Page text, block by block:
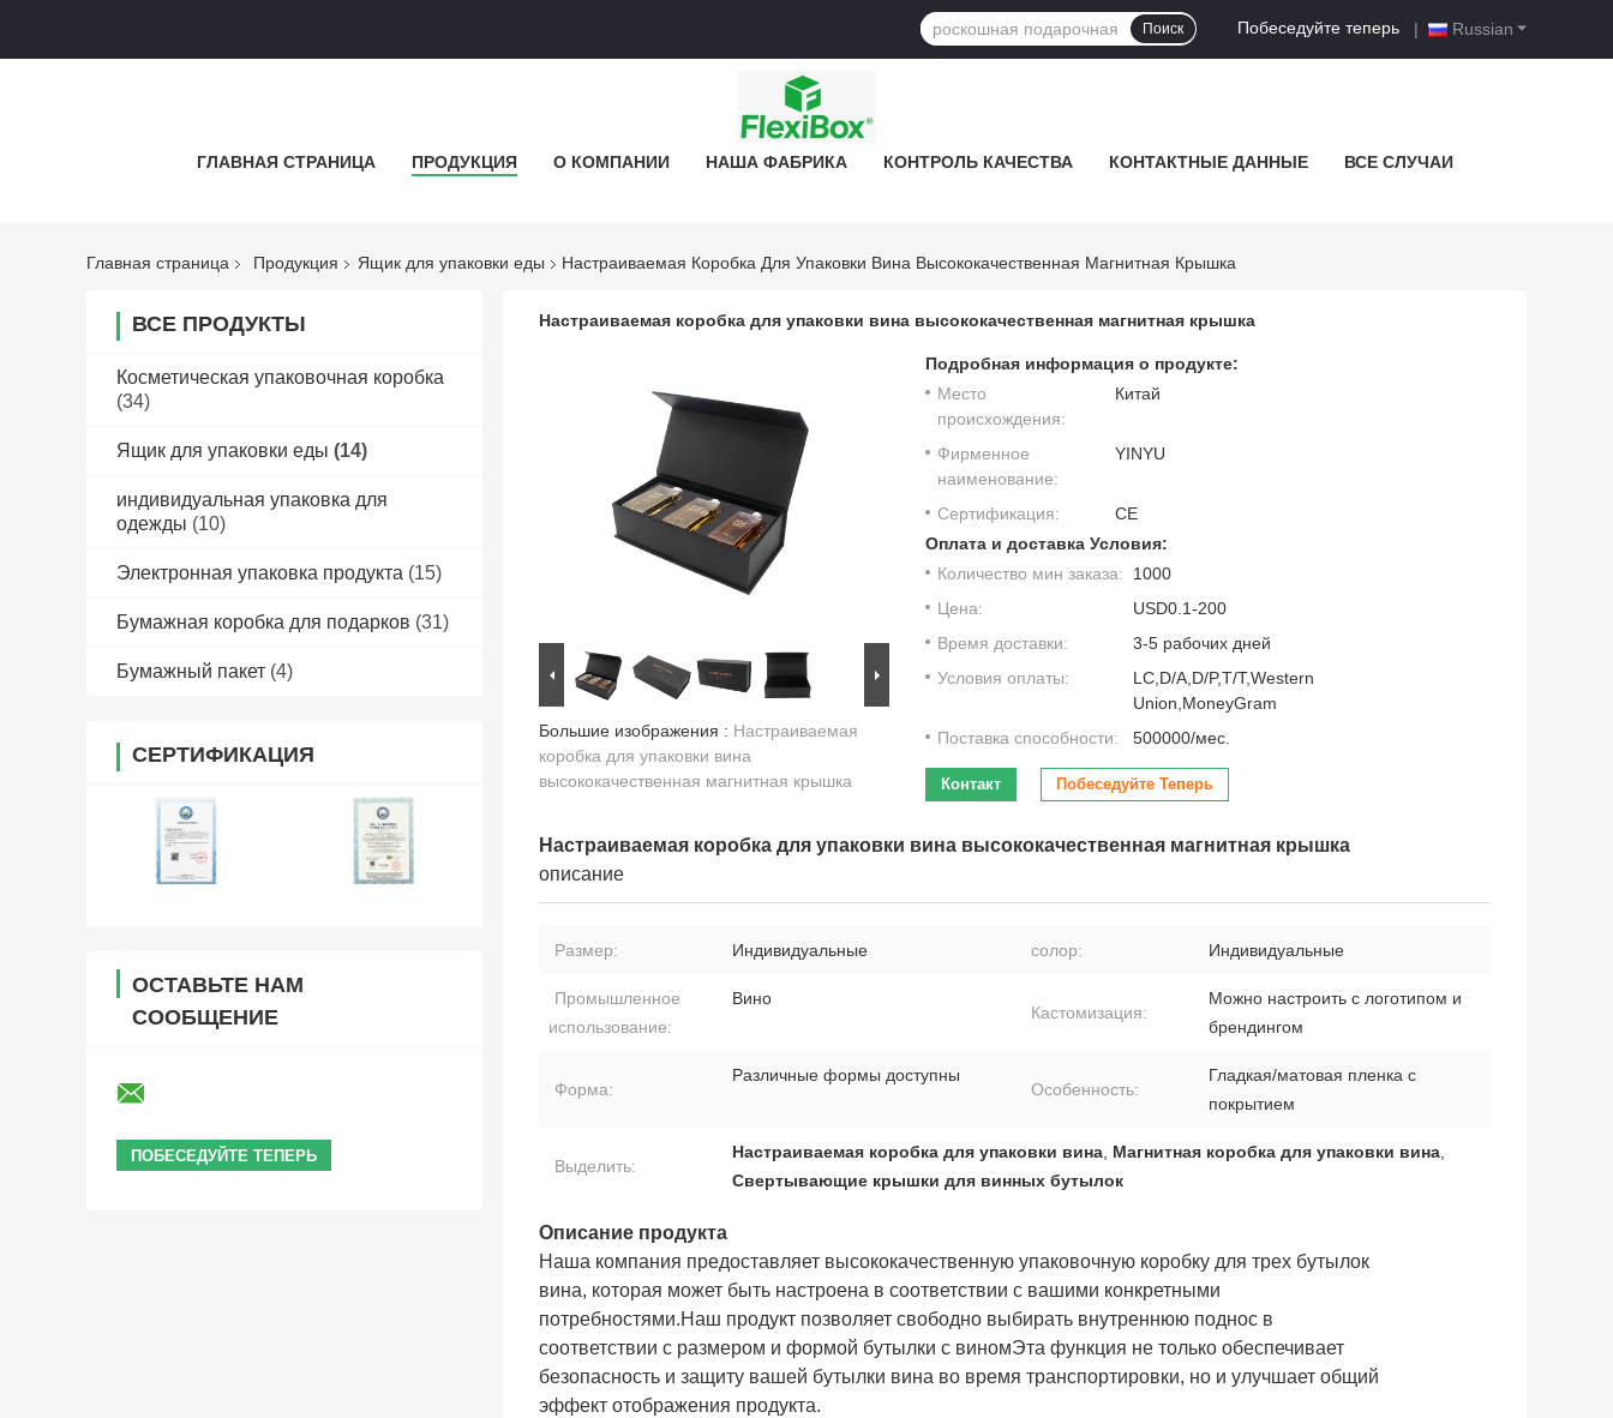
Russian
Побеседуйте теперь |
Поиск
ГЛАВНАЯ СТРАНИЦА ПРОДУКЦИЯ О КОМПАНИИ НАША ФАБРИКА КОНТРОЛЬ КАЧЕСТВА КОНТАКТНЫЕ ДАННЫЕ ВСЕ СЛУЧАИ
Главная страница Продукция Ящик для упаковки еды Настраиваемая Коробка Для Упаковки Вина Высококачественная Магнитная Крышка
ВСЕ ПРОДУКТЫ
Косметическая упаковочная коробка
(34)
Ящик для упаковки еды (14)
индивидуальная упаковка для
одежды (10)
Электронная упаковка продукта (15)
Бумажная коробка для подарков (31)
Бумажный пакет (4)
СЕРТИФИКАЦИЯ
ОСТАВЬТЕ НАМ
СООБЩЕНИЕ
Настраиваемая коробка для упаковки вина высококачественная магнитная крышка
Большие изображения : Настраиваемая
коробка для упаковки вина
высококачественная магнитная крышка
Подробная информация о продукте:
Место
происхождения:
Китай
Фирменное
наименование:
YINYU
Сертификация:
CE
Оплата и доставка Условия:
Количество мин заказа:
1000
Цена:
USD0.1-200
Время доставки:
3-5 рабочих дней
Условия оплаты:
LC,D/A,D/P,T/T,Western
Union,MoneyGram
Поставка способности:
500000/мес.
Контакт Побеседуйте Теперь
Настраиваемая коробка для упаковки вина высококачественная магнитная крышка
описание
Размер: Индивидуальные солор: Индивидуальные
Промышленное
использование:
Вино
Кастомизация:
Можно настроить с логотипом и
брендингом
Форма:
Различные формы доступны
Особенность:
Гладкая/матовая пленка с
покрытием
Выделить:
Настраиваемая коробка для упаковки вина, Магнитная коробка для упаковки вина,
Свертывающие крышки для винных бутылок
Описание продукта
Наша компания предоставляет высококачественную упаковочную коробку для трех бутылок
вина, которая может быть настроена в соответствии с вашими конкретными
потребностями.Наш продукт позволяет свободно выбирать внутреннюю поднос в
соответствии с размером и формой бутылки с виномЭта функция не только обеспечивает
безопасность и защиту вашей бутылки вина во время транспортировки, но и улучшает общий
эффект отображения продукта.